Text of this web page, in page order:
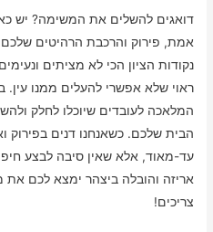
דואגים להשלים את המשימה? יש
אמת, פירוק והרכבת הרהיטים
נקודות הציון הכי לא מציתים
ראוי שלא אפשרי להעלים ממנו
המלאכה לעובדים שיוכלו לחלק
הבית שלכם. כשאנחנו דנים בפירוק
עד-מאוד, אלא שאין סיבה לבצע
אריזה והובלה ביצהר ימצא לכם את
צריכים!